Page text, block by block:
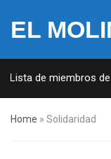
EL
de miembros de
Home » Solidaridad